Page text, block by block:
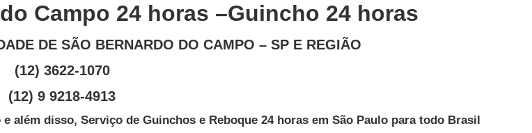
Campo 24 horas –Guincho 24 horas
DE SÃO BERNARDO DO CAMPO – SP E REGIÃO
(12) 3622-1070
(12) 9 9218-4913
além disso, Serviço de Guinchos e Reboque 24 horas em São Paulo para todo Brasil